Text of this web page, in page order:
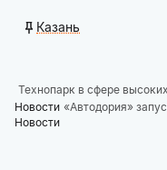
Казань
Технопарк в сфере
Новости «Автодория»
Новости